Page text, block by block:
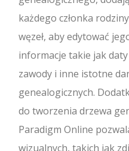
każdego członka
węzeł, aby edytować
informacje takie jak
zawody i inne istotne
genealogicznych.
do tworzenia drzewa
Paradigm Online
wizualnych, takich jak